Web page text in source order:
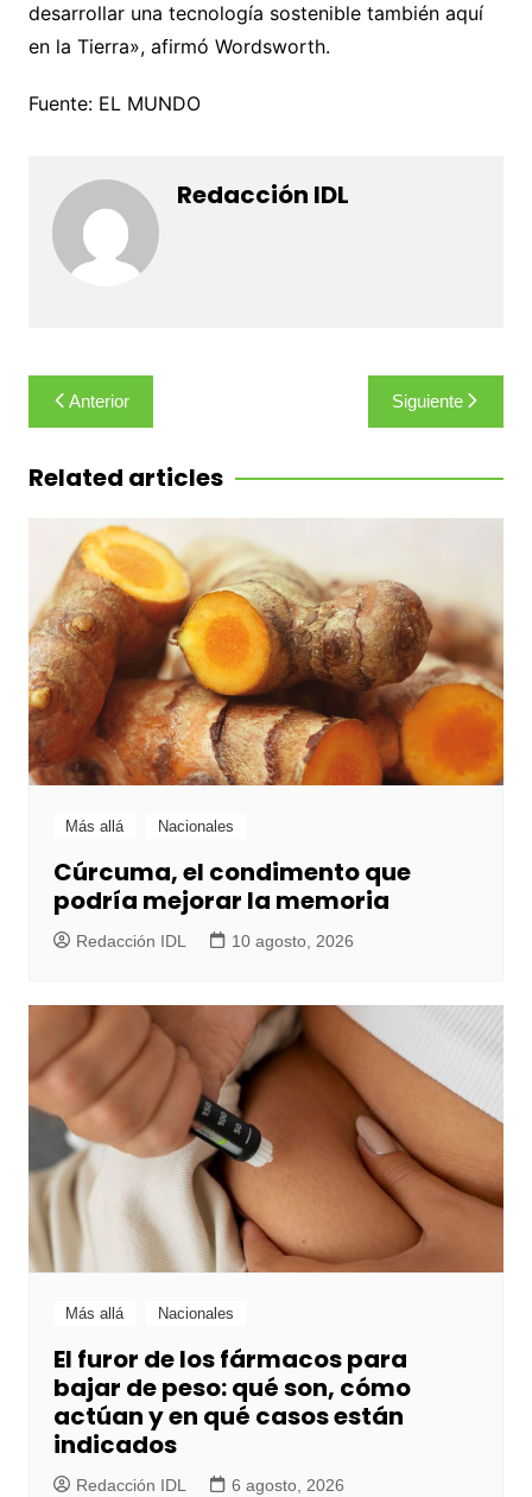
desarrollar una tecnología sostenible también aquí
en la Tierra», afirmó Wordsworth.
Fuente: EL MUNDO
Redacción IDL
Navegación
de
entradas
Anterior Siguiente
Related articles
Más allá Nacionales
Cúrcuma, el condimento que
podría mejorar la memoria
Redacción IDL 10 agosto, 2026
Más allá Nacionales
El furor de los fármacos para
bajar de peso: qué son, cómo
actúan y en qué casos están
indicados
Redacción IDL 6 agosto, 2026